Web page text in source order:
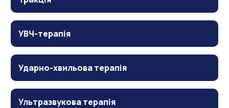
УВЧ-терапія
Ударно-хвильова терапія
Ультразвукова терапія